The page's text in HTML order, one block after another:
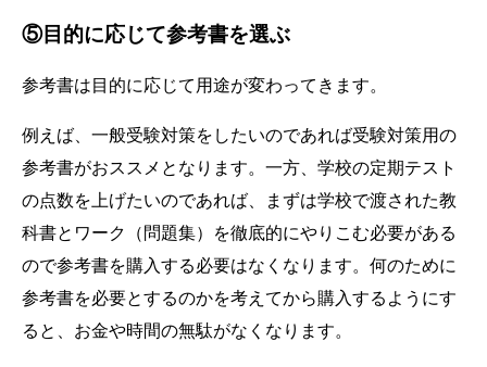
⑤目的に応じて参考書を選ぶ
参考書は目的に応じて用途が変わってきます。
例えば、一般受験対策をしたいのであれば受験対策用の
参考書がおススメとなります。一方、学校の定期テスト
の点数を上げたいのであれば、まずは学校で渡された教
科書とワーク（問題集）を徹底的にやりこむ必要がある
ので参考書を購入する必要はなくなります。何のために
参考書を必要とするのかを考えてから購入するようにす
ると、お金や時間の無駄がなくなります。